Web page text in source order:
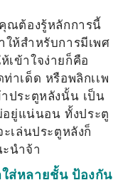
ณต้องรู้หลักการนี้
ให้สำหรับการมีเพศ
ข้าใจง่ายก็คือ
าเด็ด หรือพลิกเเพ
ประตูหลังนั้น เป็น
อยู่แน่นอน ทั้งประตู
เล่นประตูหลังก็
นำจ้า
ส่หลายชั้น ป้องกัน